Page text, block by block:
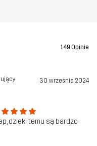
149 Opinie
30 września 2024
dzieki temu są bardzo